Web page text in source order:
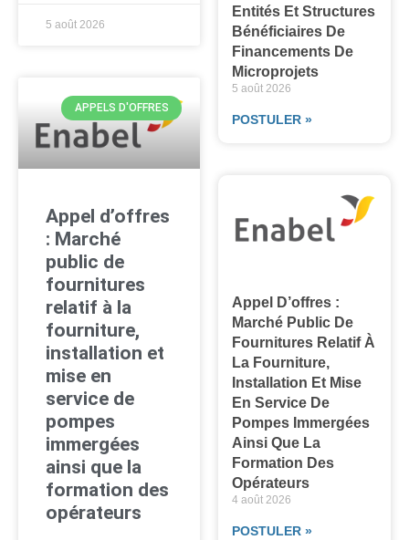
5 août 2026
APPELS D'OFFRES
Appel d’offres
: Marché
public de
fournitures
relatif à la
fourniture,
installation et
mise en
service de
pompes
immergées
ainsi que la
formation des
opérateurs
Entités Et Structures
Bénéficiaires De
Financements De
Microprojets
5 août 2026
POSTULER »
Appel D’offres :
Marché Public De
Fournitures Relatif À
La Fourniture,
Installation Et Mise
En Service De
Pompes Immergées
Ainsi Que La
Formation Des
Opérateurs
4 août 2026
POSTULER »